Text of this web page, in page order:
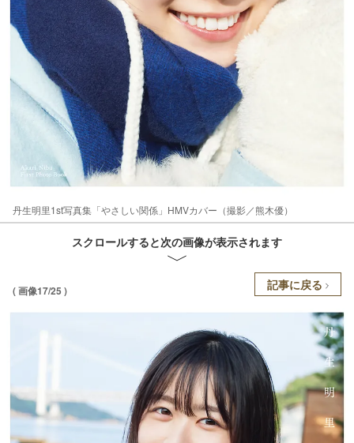
丹生明里1st写真集「やさしい関係」HMVカバー（撮影／熊木優）
スクロールすると次の画像が表示されます
( 画像17/25 ) 記事に戻る